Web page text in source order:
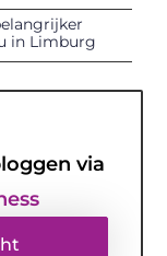
in Limburg
via